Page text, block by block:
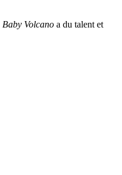
Baby Volcano a du talent et